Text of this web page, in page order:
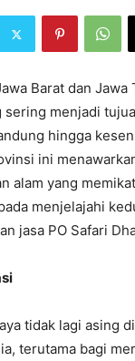
Barat dan Jawa
menjadi
hingga
ini
alam yang
menjelajahi
jasa PO Safari
tidak lagi asing
terutama bagi